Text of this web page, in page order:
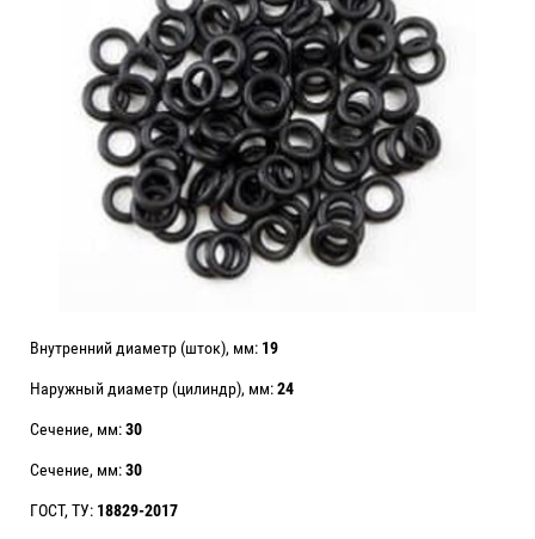
Внутренний диаметр (шток), мм: 19
Наружный диаметр (цилиндр), мм:24
Сечение, мм:30
Сечение, мм:30
ГОСТ, ТУ: 18829-2017